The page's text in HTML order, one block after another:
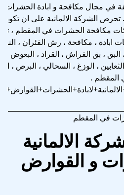
في مجال مكافحة و ابادة الحشرات
تحرص الشركة الالمانية على ان
مكافحة الحشرات في المقطم ،
ابادة ، مكافحة ، رش الفئران ،
، بق الفراش ، القراد ، البعوض ،
، الوزغ ، السحالي ، البرص ،
المقطم .
في المقطم
الالمانية
و القوارض